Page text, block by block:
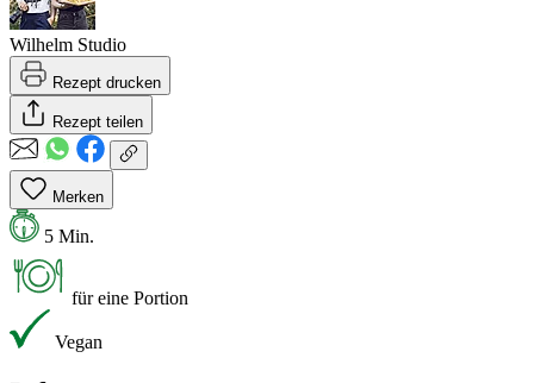
Wilhelm Studio
Rezept drucken
Rezept teilen
Merken
5 Min.
für eine Portion
Vegan